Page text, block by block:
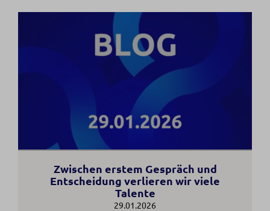
Zwischen erstem Gespräch und
Entscheidung verlieren wir viele
Talente
29.01.2026